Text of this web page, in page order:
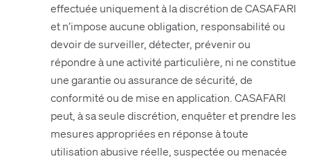
effectuée uniquement à la discrétion de CASAFARI
et n’impose aucune obligation, responsabilité ou
devoir de surveiller, détecter, prévenir ou
répondre à une activité particulière, ni ne constitue
une garantie ou assurance de sécurité, de
conformité ou de mise en application. CASAFARI
peut, à sa seule discrétion, enquêter et prendre les
mesures appropriées en réponse à toute
utilisation abusive réelle, suspectée ou menacée